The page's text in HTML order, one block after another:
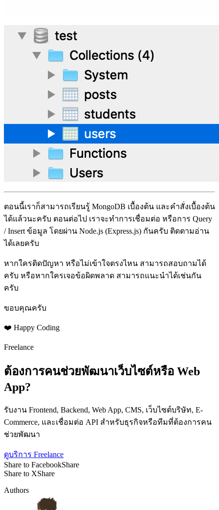
ตอนนี้เราก็สามารถเรียนรู้ MongoDB เบื้องต้น และคำสั่งเบื้องต้น
ได้แล้วนะครับ ตอนต่อไป เราจะทำการเชื่อมต่อ หรือการ Query
/ Insert ข้อมูล โดยผ่าน Node.js (Express.js) กันครับ ติดตามอ่าน
ได้เลยครับ
หากใครติดปัญหา หรือไม่เข้าใจตรงไหน สามารถสอบถามได้
ครับ หรือหากใครเจอข้อผิดพลาด สามารถแนะนำได้เช่นกัน
ครับ
ขอบคุณครับ
❤️ Happy Coding
Freelance
ต้องการคนช่วยพัฒนาเว็บไซต์หรือ Web
App?
รับงาน Frontend, Backend, Web App, CMS, เว็บไซต์บริษัท, E-
Commerce, และเชื่อมต่อ API สำหรับธุรกิจหรือทีมที่ต้องการคน
ช่วยพัฒนา
ดูบริการ Freelance
Share to FacebookShare
Share to XShare
Authors